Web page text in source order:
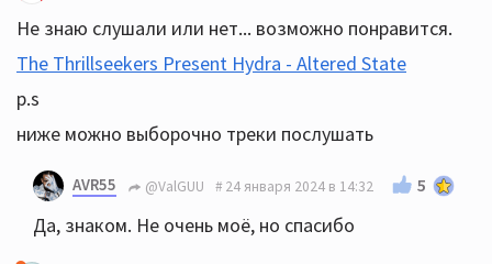
Не знаю слушали или нет... возможно понравится.
The Thrillseekers Present Hydra - Altered State
p.s
ниже можно выборочно треки послушать
AVR55 @ValGUU 24 января 2024 в 14:32 5
Да, знаком. Не очень моё, но спасибо